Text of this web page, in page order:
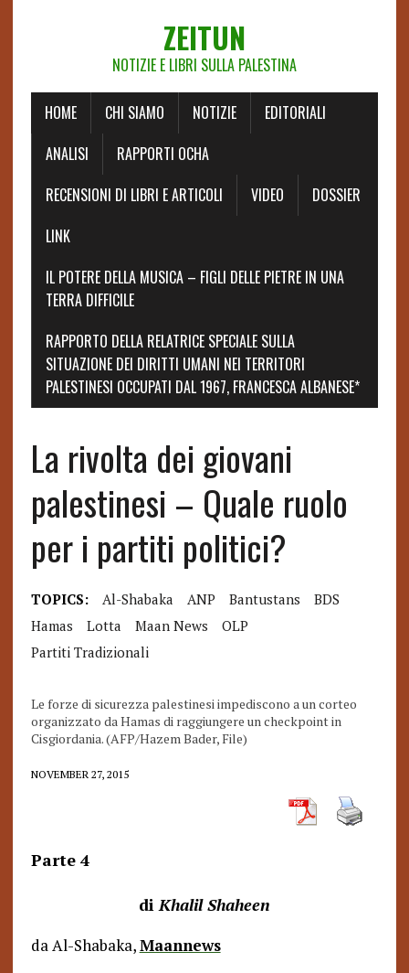
ZEITUN
NOTIZIE E LIBRI SULLA PALESTINA
HOME CHI SIAMO NOTIZIE
EDITORIALI
ANALISI
RAPPORTI OCHA
RECENSIONI DI LIBRI E ARTICOLI
VIDEO
DOSSIER
LINK
IL POTERE DELLA MUSICA – FIGLI DELLE PIETRE IN UNA
TERRA DIFFICILE
RAPPORTO DELLA RELATRICE SPECIALE SULLA
SITUAZIONE DEI DIRITTI UMANI NEI TERRITORI
PALESTINESI OCCUPATI DAL 1967, FRANCESCA ALBANESE*
La rivolta dei giovani
palestinesi – Quale ruolo
per i partiti politici?
TOPICS: Al-Shabaka ANP Bantustans
BDS
Hamas
Lotta Maan News
OLP
Partiti Tradizionali
Le forze di sicurezza palestinesi impediscono a un corteo
organizzato da Hamas di raggiungere un checkpoint in
Cisgiordania. (AFP/Hazem Bader, File)
NOVEMBER 27, 2015
Parte 4
diKhalil Shaheen
da Al-Shabaka,Maannews